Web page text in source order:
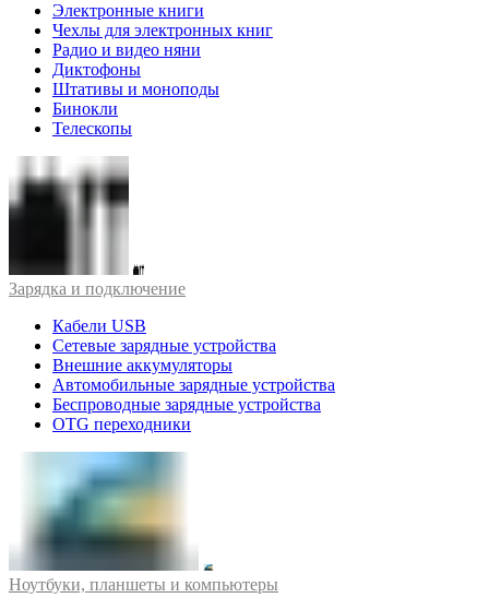
Электронные книги
Чехлы для электронных книг
Радио и видео няни
Диктофоны
Штативы и моноподы
Бинокли
Телескопы
Зарядка и подключение
Кабели USB
Сетевые зарядные устройства
Внешние аккумуляторы
Автомобильные зарядные устройства
Беспроводные зарядные устройства
OTG переходники
Ноутбуки, планшеты и компьютеры